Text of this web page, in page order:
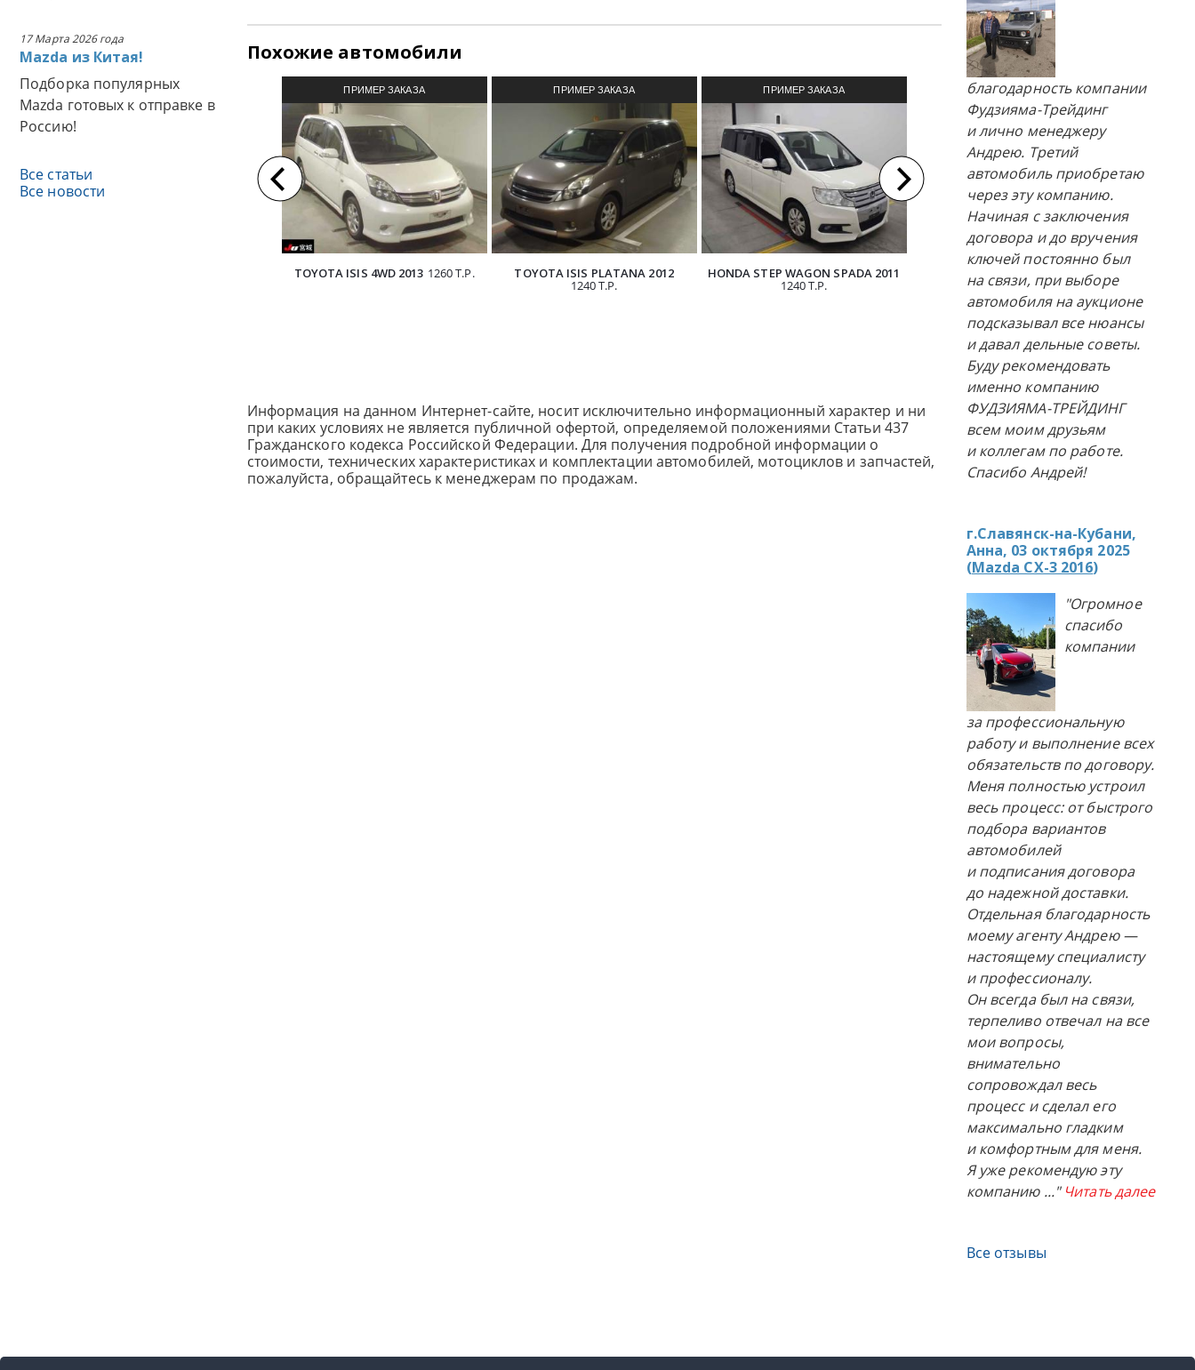
17 Марта 2026 года
Mazda из Китая!
Подборка популярных
Mazda готовых к отправке в
Россию!
Все статьи
Все новости
Похожие автомобили
ПРИМЕР ЗАКАЗА
АВТОМОБИЛЯ ИЗ ЯПОНИИ
TOYOTA ISIS 4WD 2013 1260 Т.Р.
ПРИМЕР ЗАКАЗА
АВТОМОБИЛЯ ИЗ ЯПОНИИ
TOYOTA ISIS PLATANA 2012
1240 Т.Р.
ПРИМЕР ЗАКАЗА
АВТОМОБИЛЯ ИЗ ЯПОНИИ
HONDA STEP WAGON SPADA 2011
1240 Т.Р.
ПРИМЕР ЗАКАЗА
АВТОМОБИЛЯ ИЗ ЯПОНИИ
943 Т.Р.
Информация на данном Интернет-сайте, носит исключительно информационный характер и ни
при каких условиях не является публичной офертой, определяемой положениями Статьи 437
Гражданского кодекса Российской Федерации. Для получения подробной информации о
стоимости, технических характеристиках и комплектации автомобилей, мотоциклов и запчастей,
пожалуйста, обращайтесь к менеджерам по продажам.
благодарность компании
Фудзияма-Трейдинг
и лично менеджеру
Андрею. Третий
автомобиль приобретаю
через эту компанию.
Начиная с заключения
договора и до вручения
ключей постоянно был
на связи, при выборе
автомобиля на аукционе
подсказывал все нюансы
и давал дельные советы.
Буду рекомендовать
именно компанию
ФУДЗИЯМА-ТРЕЙДИНГ
всем моим друзьям
и коллегам по работе.
Спасибо Андрей!
г.Славянск-на-Кубани,
Анна, 03 октября 2025
(Mazda CX-3 2016)
"Огромное
спасибо
компании
за профессиональную
работу и выполнение всех
обязательств по договору.
Меня полностью устроил
весь процесс: от быстрого
подбора вариантов
автомобилей
и подписания договора
до надежной доставки.
Отдельная благодарность
моему агенту Андрею —
настоящему специалисту
и профессионалу.
Он всегда был на связи,
терпеливо отвечал на все
мои вопросы,
внимательно
сопровождал весь
процесс и сделал его
максимально гладким
и комфортным для меня.
Я уже рекомендую эту
компанию ..." Читать далее
Все отзывы